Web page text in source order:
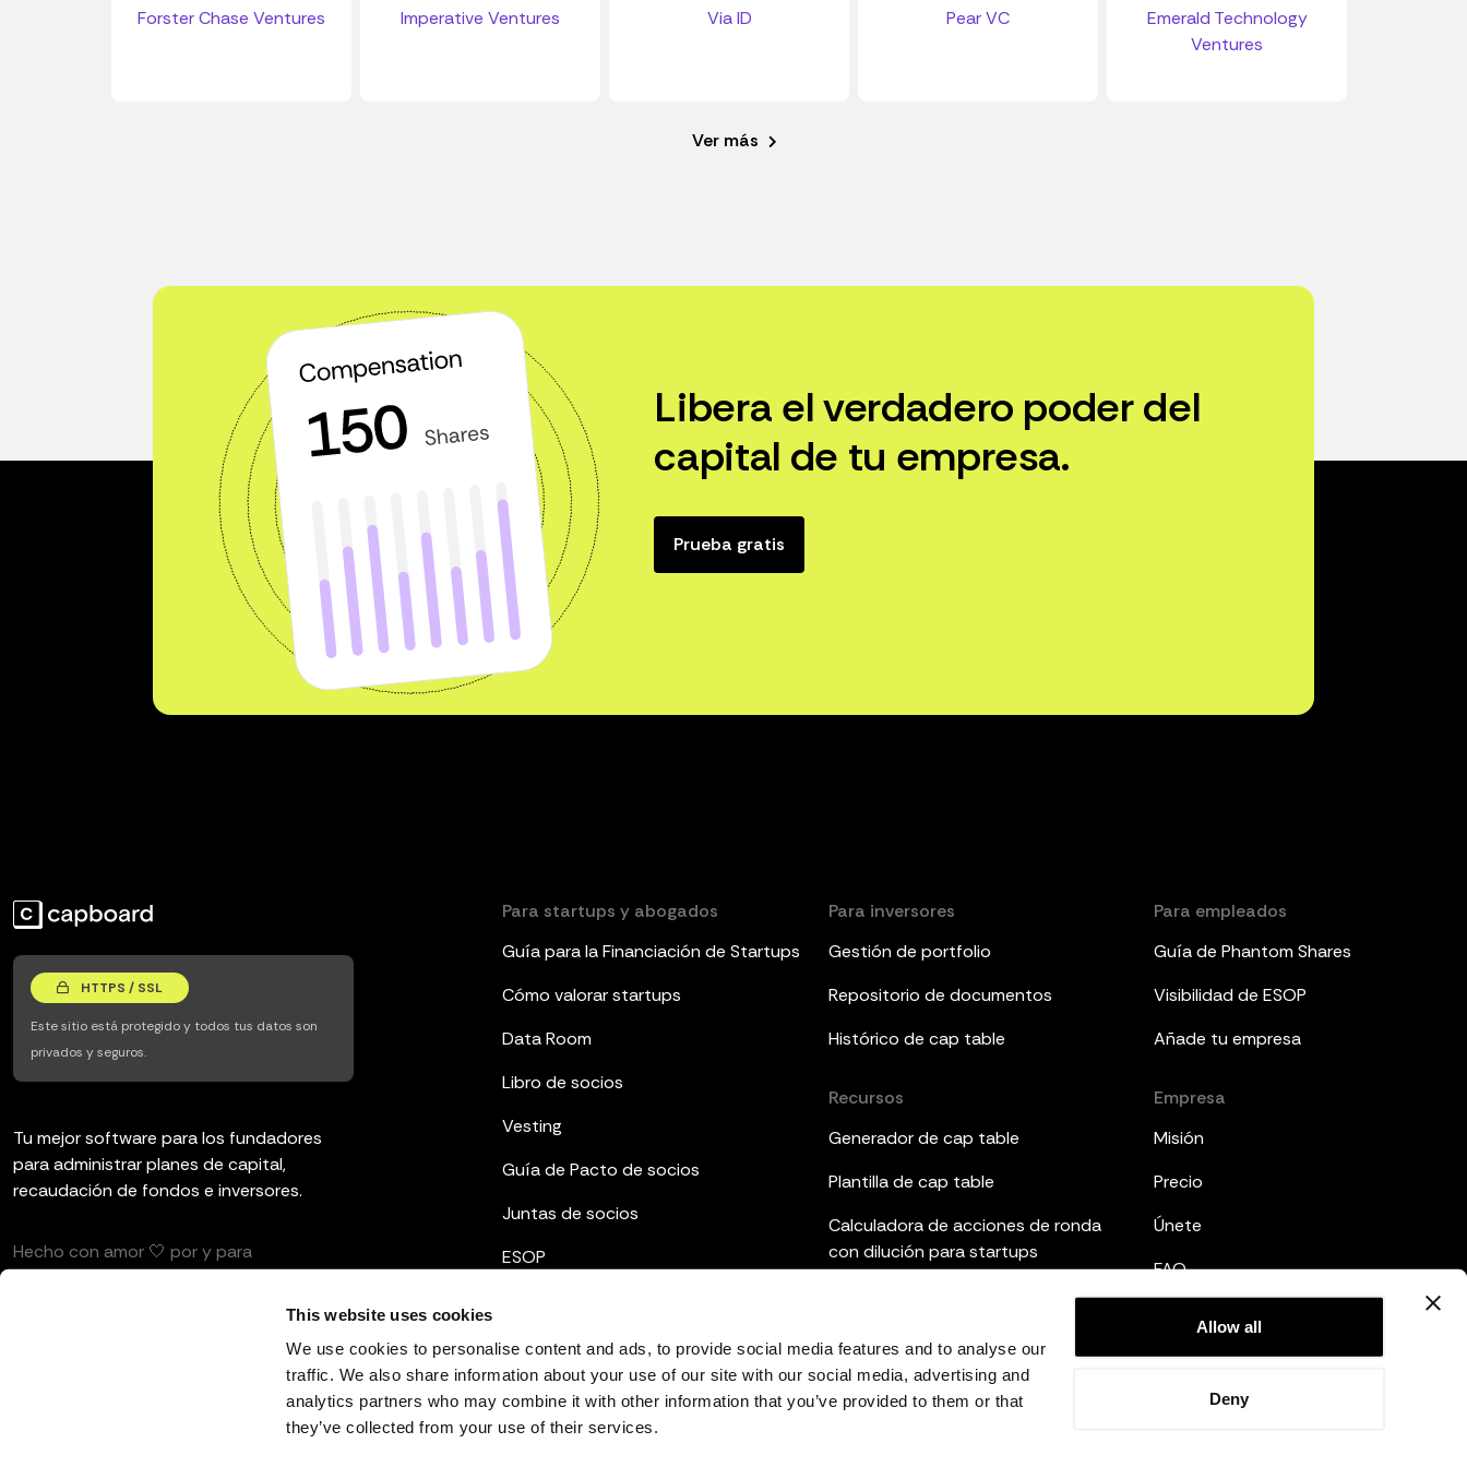
This website uses cookies
We use cookies to personalise content and ads, to provide social media features and to analyse our
traffic. We also share information about your use of our site with our social media, advertising and
analytics partners who may combine it with other information that you’ve provided to them or that
they’ve collected from your use of their services.
Allow all
Deny
Forster Chase Ventures Imperative Ventures Via ID Pear VC
Emerald Technology
Ventures
Ver más
Libera el verdadero poder del
capital de tu empresa.
Prueba gratis
HTTPS / SSL
Este sitio está protegido y todos tus datos son
privados y seguros.
Tu mejor software para los fundadores
para administrar planes de capital,
recaudación de fondos e inversores.
Hecho con amor 🤍 por y para
Para startups y abogados
Guía para la Financiación de Startups
Cómo valorar startups
Data Room
Libro de socios
Vesting
Guía de Pacto de socios
Juntas de socios
ESOP
Para inversores
Gestión de portfolio
Repositorio de documentos
Histórico de cap table
Recursos
Generador de cap table
Plantilla de cap table
Calculadora de acciones de ronda
con dilución para startups
Plantillas de informes a inversores
Qué es el fully diluted
Para empleados
Guía de Phantom Shares
Visibilidad de ESOP
Añade tu empresa
Empresa
Misión
Precio
Únete
FAQ
Legal
Términos y condiciones